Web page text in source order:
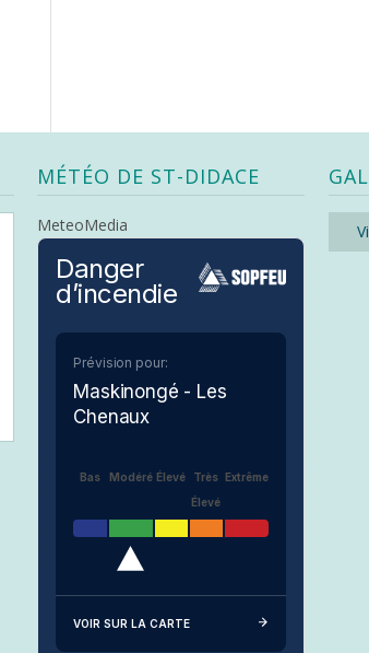
MÉTÉO DE ST-DIDACE
MeteoMedia
Danger
d’incendie
Prévision pour:
Maskinongé - Les
Chenaux
Bas Modéré Élevé
Très
Élevé
Extrême
VOIR SUR LA CARTE